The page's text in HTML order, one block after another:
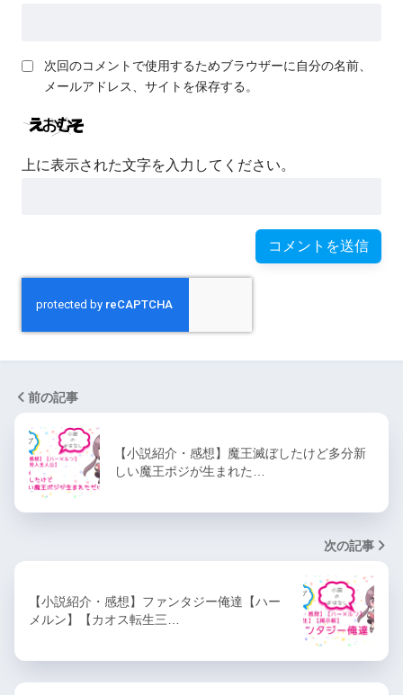
次回のコメントで使用するためブラウザーに自分の名前、
メールアドレス、サイトを保存する。
上に表示された文字を入力してください。
前の記事
【小説紹介・感想】魔王滅ぼしたけど多分新
しい魔王ポジが生まれた…
次の記事
【小説紹介・感想】ファンタジー俺達【ハー
メルン】【カオス転生三…